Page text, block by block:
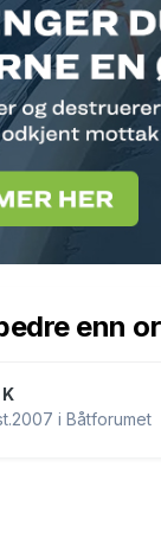
enn
i Båtforumet